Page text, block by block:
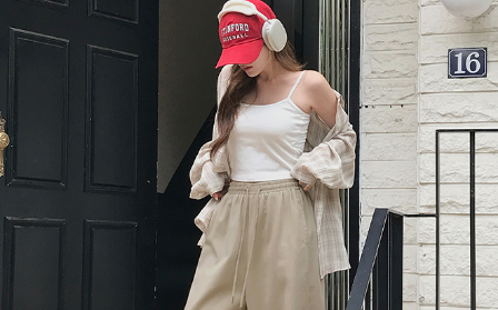
CATEGORY COMMUNITY
신상 5%
베스트
ALL
익스클루시브
아우터
니트